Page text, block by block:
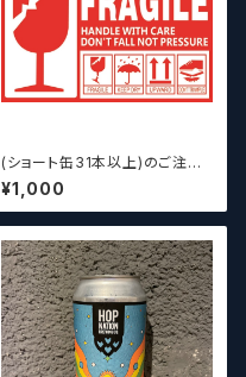
(ショート缶31本以上)のご注文
の場合いこちらをご購入くださ
い。 【クラフトビール】
¥1,000